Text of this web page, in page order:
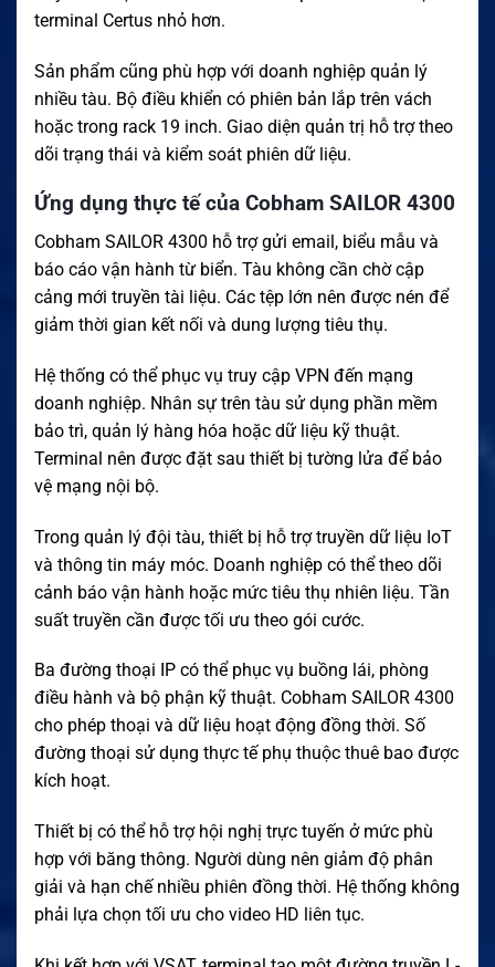
terminal Certus nhỏ hơn.
Sản phẩm cũng phù hợp với doanh nghiệp quản lý
nhiều tàu. Bộ điều khiển có phiên bản lắp trên vách
hoặc trong rack 19 inch. Giao diện quản trị hỗ trợ theo
dõi trạng thái và kiểm soát phiên dữ liệu.
Ứng dụng thực tế của Cobham SAILOR 4300
Cobham SAILOR 4300 hỗ trợ gửi email, biểu mẫu và
báo cáo vận hành từ biển. Tàu không cần chờ cập
cảng mới truyền tài liệu. Các tệp lớn nên được nén để
giảm thời gian kết nối và dung lượng tiêu thụ.
Hệ thống có thể phục vụ truy cập VPN đến mạng
doanh nghiệp. Nhân sự trên tàu sử dụng phần mềm
bảo trì, quản lý hàng hóa hoặc dữ liệu kỹ thuật.
Terminal nên được đặt sau thiết bị tường lửa để bảo
vệ mạng nội bộ.
Trong quản lý đội tàu, thiết bị hỗ trợ truyền dữ liệu IoT
và thông tin máy móc. Doanh nghiệp có thể theo dõi
cảnh báo vận hành hoặc mức tiêu thụ nhiên liệu. Tần
suất truyền cần được tối ưu theo gói cước.
Ba đường thoại IP có thể phục vụ buồng lái, phòng
điều hành và bộ phận kỹ thuật. Cobham SAILOR 4300
cho phép thoại và dữ liệu hoạt động đồng thời. Số
đường thoại sử dụng thực tế phụ thuộc thuê bao được
kích hoạt.
Thiết bị có thể hỗ trợ hội nghị trực tuyến ở mức phù
hợp với băng thông. Người dùng nên giảm độ phân
giải và hạn chế nhiều phiên đồng thời. Hệ thống không
phải lựa chọn tối ưu cho video HD liên tục.